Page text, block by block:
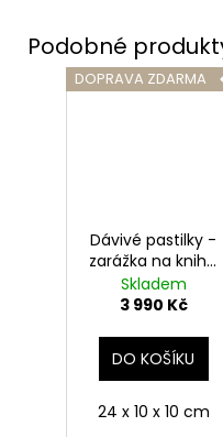
DOPRAVA ZDARMA
Dávivé pastilky -
zarážka na knihy,
Harry Potter
Skladem
3 990 Kč
DO KOŠÍKU
24 x 10 x 10 cm